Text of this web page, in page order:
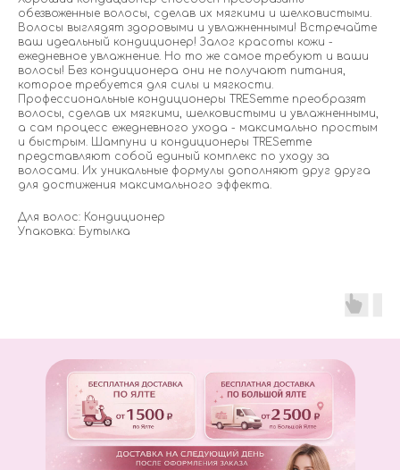
обезвоженные волосы, сделав их мягкими и шелковистыми.
Волосы выглядят здоровыми и увлажненными! Встречайте
ваш идеальный кондиционер! Залог красоты кожи -
ежедневное увлажнение. Но то же самое требуют и ваши
волосы! Без кондиционера они не получают питания,
которое требуется для силы и мягкости.
Профессиональные кондиционеры TRESemme преобразят
волосы, сделав их мягкими, шелковистыми и увлажненными,
а сам процесс ежедневного ухода - максимально простым
и быстрым. Шампуни и кондиционеры TRESemme
представляют собой единый комплекс по уходу за
волосами. Их уникальные формулы дополняют друг друга
для достижения максимального эффекта.
Для волос: Кондиционер
Упаковка: Бутылка